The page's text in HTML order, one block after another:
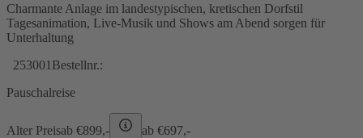
Charmante Anlage im landestypischen, kretischen Dorfstil
Tagesanimation, Live-Musik und Shows am Abend sorgen für
Unterhaltung
253001 Bestellnr.:
Pauschalreise
Alter Preisab €899,- ab €697,-